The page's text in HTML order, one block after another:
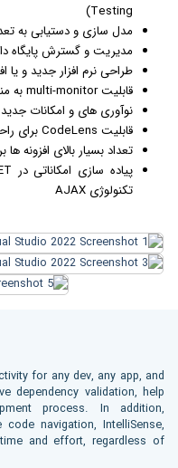
Testing)
مدل سازی و دستیابی به
مدیریت و گسترش پایگاه
طراحی نرم افزار جدید و
قابلیت multi-monitor به منظور مدیریت و سازماندهی بهتر
نوآوری های و امکانات
قابلیت CodeLens برای راحت تر کردن کار بر روی پروژه های گروهی
تعداد بسیار بالای افزونه
تکنولوژی AJAX
for any dev, any app, and
dependency validation, help
process. In addition,
navigation, IntelliSense,
and effort, regardless of